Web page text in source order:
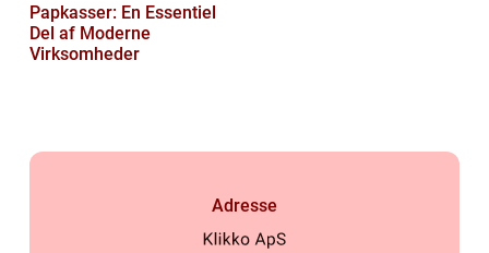
Papkasser: En Essentiel
Del af Moderne
Virksomheder
Adresse